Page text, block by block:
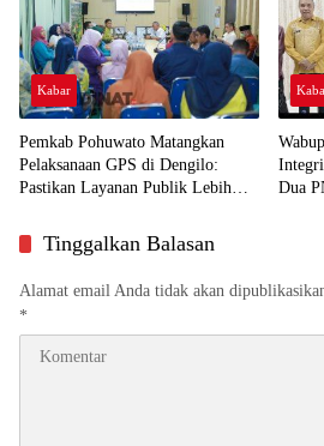
Kabar
Pemkab Pohuwato Matangkan
Pelaksanaan GPS di Dengilo:
Pastikan Layanan Publik Lebih
Dua
Tinggalkan Balasan
Alamat email Anda tidak akan
*